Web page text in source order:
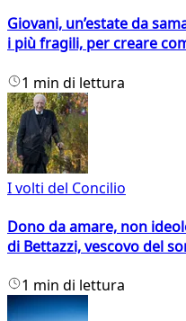
Giovani, un’estate da
i più fragili, per creare
1 min di lettura
I volti del Concilio
Dono da amare, non
di Bettazzi, vescovo del
1 min di lettura